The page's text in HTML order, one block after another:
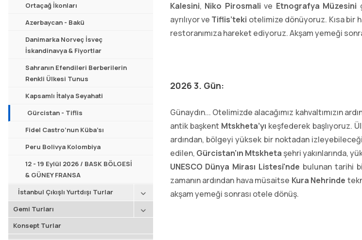
Ortaçağ İkonları
Azerbaycan - Bakü
Danimarka Norveç İsveç
İskandinavya & Fiyortlar
Sahranın Efendileri Berberilerin
Renkli Ülkesi Tunus
Kapsamlı İtalya Seyahati
Gürcistan - Tiflis
Fidel Castro’nun Küba’sı
Peru Bolivya Kolombiya
12 - 19 Eylül 2026 / BASK BÖLGESİ
& GÜNEY FRANSA
İstanbul Çıkışlı Yurtdışı Turlar
Gemi Turları
Konsept Turlar
Kalesini, Niko Pirosmali ve Etnografya Müzesini
ayrılıyor ve Tiflis’teki otelimize dönüyoruz. Kısa bir
restoranımıza hareket ediyoruz. Akşam yemeği
2026 3. Gün:
Günaydın... Otelimizde alacağımız kahvaltımızın
antik başkent Mtskheta’yı keşfederek başlıyoruz.
ardından, bölgeyi yüksek bir noktadan
edilen, Gürcistan'ın Mtskheta şehri yakınlarında,
UNESCO Dünya Mirası Listesi'nde bulunan tarihi
zamanın ardından hava müsaitse Kura Nehrinde
akşam yemeği sonrası otele dönüş.